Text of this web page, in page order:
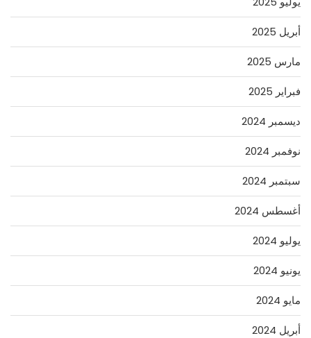
أبريل 2025
مارس 2025
فبراير 2025
ديسمبر 2024
نوفمبر 2024
سبتمبر 2024
أغسطس 2024
يوليو 2024
يونيو 2024
مايو 2024
أبريل 2024